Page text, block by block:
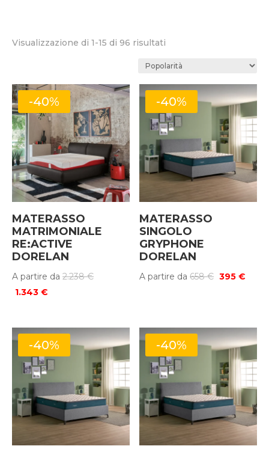
Visualizzazione di 1-15 di 96 risultati
-40%
MATERASSO
MATRIMONIALE
RE:ACTIVE
DORELAN
A partire da 2.238€Il
2.238 €.
1.343 €
1.343 €.
-40%
MATERASSO
SINGOLO
GRYPHONE
DORELAN
A partire da658€ Il
658 €.
395€
395
-40% -40%